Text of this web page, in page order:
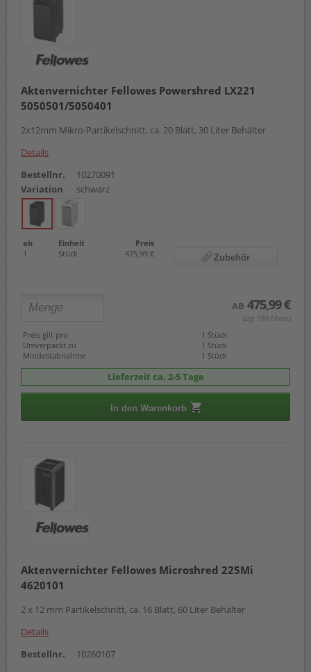
Aktenvernichter Fellowes Powershred LX221
5050501/5050401
2x12mm Mikro-Partikelschnitt, ca. 20 Blatt, 30 Liter Behälter
Details
Bestellnr.
10270091
Variation
schwarz
ab Einheit
Preis
1
Stück 475,99 € Zubehör
AB 475,99 €
(zzgl. 19% Mwst.)
Preis gilt pro
1 Stück
Umverpackt zu
1 Stück
Mindestabnahme
1 Stück
Lieferzeit ca. 2-5 Tage
In den Warenkorb
Aktenvernichter Fellowes Microshred 225Mi
4620101
2 x 12 mm Partikelschnitt, ca. 16 Blatt, 60 Liter Behälter
Details
Bestellnr.
10260107